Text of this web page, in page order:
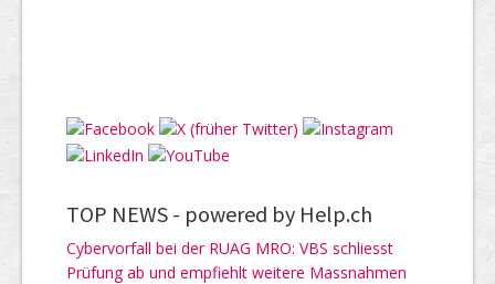
TOP NEWS - powered by Help.ch
Cybervorfall bei der RUAG MRO: VBS schliesst
Prüfung ab und empfiehlt weitere Massnahmen